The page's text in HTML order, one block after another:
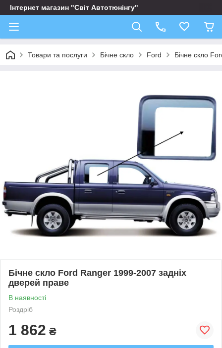
Інтернет магазин "Світ Автотюнінгу"
Товари та послуги Бічне скло Ford Бічне скло
Бічне скло Ford Ranger 1999-2007 задніх
дверей праве
В наявності
Роздріб
1 862 ₴